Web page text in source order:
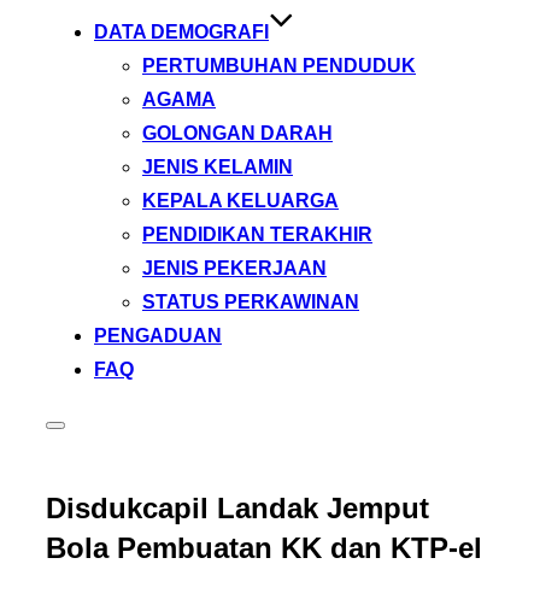
DATA DEMOGRAFI
PERTUMBUHAN PENDUDUK
AGAMA
GOLONGAN DARAH
JENIS KELAMIN
KEPALA KELUARGA
PENDIDIKAN TERAKHIR
JENIS PEKERJAAN
STATUS PERKAWINAN
PENGADUAN
FAQ
Toggle
Disdukcapil Landak Jemput
Bola Pembuatan KK dan KTP-el